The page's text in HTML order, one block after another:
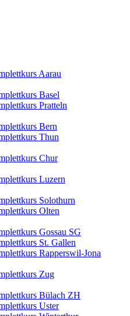
Aarau
Basel
Pratteln
Bern
Thun
Chur
Luzern
Solothurn
Olten
Gossau SG
St. Gallen
Rapperswil-Jona
Zug
Bülach ZH
Uster